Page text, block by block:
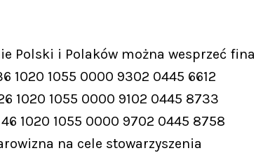
Polski i Polaków można wesprzeć
1020 1055 0000 9302 0445 6612
1020 1055 0000 9102 0445 8733
1020 1055 0000 9702 0445 8758
na cele stowarzyszenia